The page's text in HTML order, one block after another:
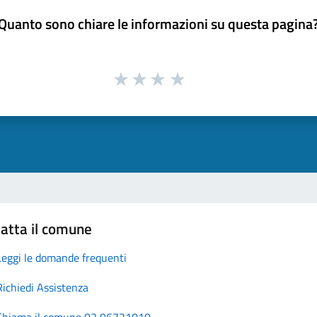
sono chiare le informazioni su questa
il comune
le domande frequenti
Assistenza